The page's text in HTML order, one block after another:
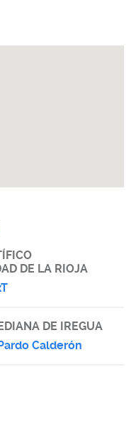
DE LA RIOJA
DE IREGUA
Calderón